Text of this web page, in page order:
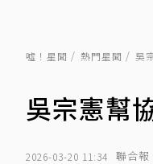
噓！星聞 熱門星聞 吳
吳宗憲幫
2026-03-20 11:34 聯合報